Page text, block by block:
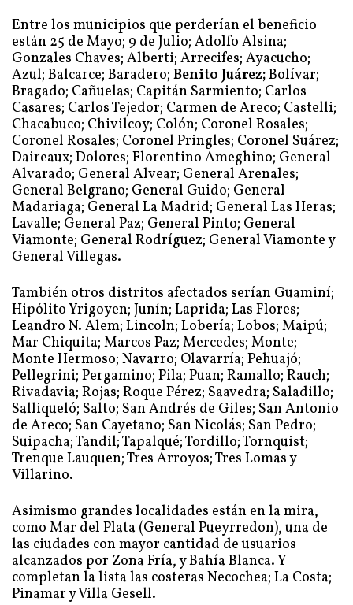
Entre los municipios que perderían el beneficio
están 25 de Mayo; 9 de Julio; Adolfo Alsina;
Gonzales Chaves; Alberti; Arrecifes; Ayacucho;
Azul; Balcarce; Baradero; Benito Juárez;Bolívar;
Bragado; Cañuelas; Capitán Sarmiento; Carlos
Casares; Carlos Tejedor; Carmen de Areco; Castelli;
Chacabuco; Chivilcoy; Colón; Coronel Rosales;
Coronel Rosales; Coronel Pringles; Coronel Suárez;
Daireaux; Dolores; Florentino Ameghino; General
Alvarado; General Alvear; General Arenales;
General Belgrano; General Guido; General
Madariaga; General La Madrid; General Las Heras;
Lavalle; General Paz; General Pinto; General
Viamonte; General Rodríguez; General Viamonte y
General Villegas.
También otros distritos afectados serían Guaminí;
Hipólito Yrigoyen; Junín; Laprida; Las Flores;
Leandro N. Alem; Lincoln; Lobería; Lobos; Maipú;
Mar Chiquita; Marcos Paz; Mercedes; Monte;
Monte Hermoso; Navarro; Olavarría; Pehuajó;
Pellegrini; Pergamino; Pila; Puan; Ramallo; Rauch;
Rivadavia; Rojas; Roque Pérez; Saavedra; Saladillo;
Salliqueló; Salto; San Andrés de Giles; San Antonio
de Areco; San Cayetano; San Nicolás; San Pedro;
Suipacha; Tandil; Tapalqué; Tordillo; Tornquist;
Trenque Lauquen; Tres Arroyos; Tres Lomas y
Villarino.
Asimismo grandes localidades están en la mira,
como Mar del Plata (General Pueyrredon), una de
las ciudades con mayor cantidad de usuarios
alcanzados por Zona Fría, y Bahía Blanca. Y
completan la lista las costeras Necochea; La Costa;
Pinamar y Villa Gesell.